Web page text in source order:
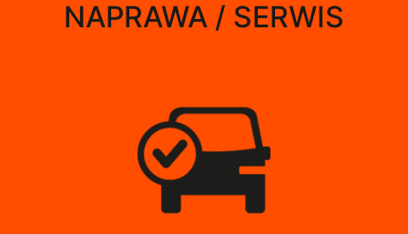
NAPRAWA / SERWIS